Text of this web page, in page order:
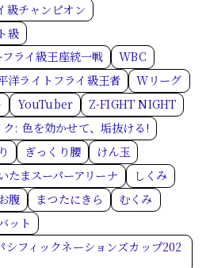
級チャンピオン
級
ライ級王座統一戦
WBC
洋ライトフライ級王者
Wリーグ
YouTuber
Z-FIGHT NIGHT
ク: 色を効かせて、垢抜ける!
ぎっくり腰
けん玉
たまスーパーアリーナ
しくみ
腹 まつたにきら
むくみ
ット
シフィックネーションズカップ202